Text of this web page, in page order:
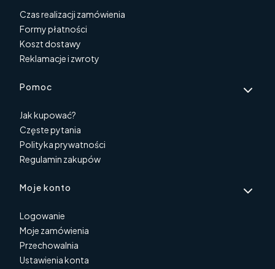
Czas realizacji zamówienia
Formy płatności
Koszt dostawy
Reklamacje i zwroty
Pomoc
Jak kupować?
Częste pytania
Polityka prywatności
Regulamin zakupów
Moje konto
Logowanie
Moje zamówienia
Przechowalnia
Ustawienia konta